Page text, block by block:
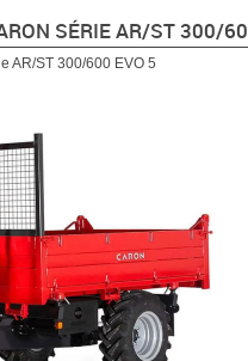
SÉRIE AR/ST 300/
AR/ST 300/600 EVO 5